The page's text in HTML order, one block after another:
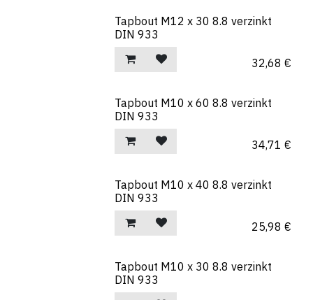
Tapbout M12 x 30 8.8 verzinkt
DIN 933
32,68 €
Tapbout M10 x 60 8.8 verzinkt
DIN 933
34,71 €
Tapbout M10 x 40 8.8 verzinkt
DIN 933
25,98 €
Tapbout M10 x 30 8.8 verzinkt
DIN 933